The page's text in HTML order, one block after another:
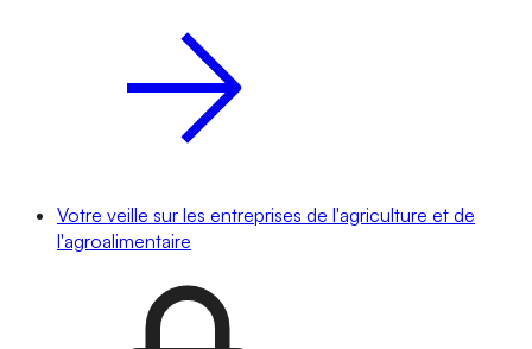
Votre veille sur les entreprises de l'agriculture et de
l'agroalimentaire